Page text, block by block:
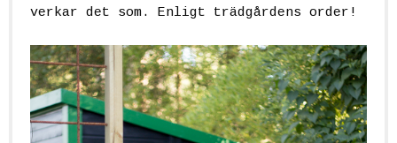
verkar det som. Enligt trädgårdens order!